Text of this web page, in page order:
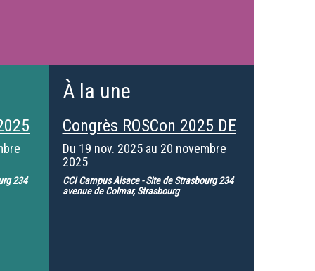
234
À la une
Congrès ROSCon 2025 DE
Du 19 nov. 2025au 20 novembre
2025
CCI Campus Alsace - Site de Strasbourg 234
avenue de Colmar, Strasbourg